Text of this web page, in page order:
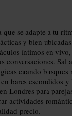
que se adapte a tu
y bien
íntimos en
conversaciones. Sal
cuando
bares escondidos
Londres para
actividades
precio.